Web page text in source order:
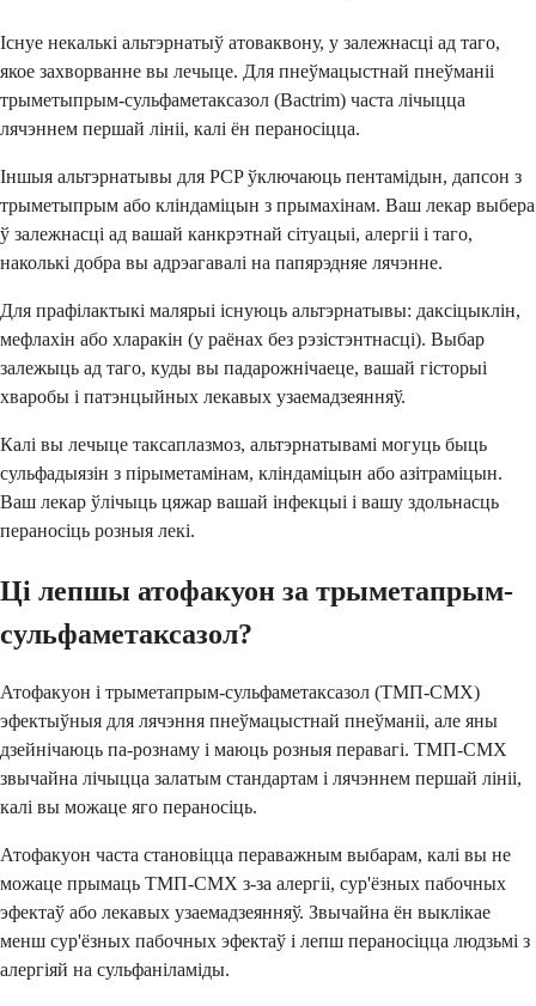
Існуе некалькі альтэрнатыў атоваквону, у залежнасці ад таго,
якое захворванне вы лечыце. Для пнеўмацыстнай пнеўманіі
трыметыпрым-сульфаметаксазол (Bactrim) часта лічыцца
лячэннем першай лініі, калі ён пераносіцца.
Іншыя альтэрнатывы для PCP ўключаюць пентамідын, дапсон з
трыметыпрым або кліндаміцын з прымахінам. Ваш лекар выбера
ў залежнасці ад вашай канкрэтнай сітуацыі, алергіі і таго,
наколькі добра вы адрэагавалі на папярэдняе лячэнне.
Для прафілактыкі малярыі існуюць альтэрнатывы: даксіцыклін,
мефлахін або хларакін (у раёнах без рэзістэнтнасці). Выбар
залежыць ад таго, куды вы падарожнічаеце, вашай гісторыі
хваробы і патэнцыйных лекавых узаемадзеянняў.
Калі вы лечыце таксаплазмоз, альтэрнатывамі могуць быць
сульфадыязін з пірыметaмінам, кліндаміцын або азітраміцын.
Ваш лекар ўлічыць цяжар вашай інфекцыі і вашу здольнасць
пераносіць розныя лекі.
Ці лепшы атофакуон за трыметaпрым-
сульфаметаксазол?
Атофакуон і трыметaпрым-сульфаметаксазол (ТМП-СМХ)
эфектыўныя для лячэння пнеўмацыстнай пнеўманіі, але яны
дзейнічаюць па-рознаму і маюць розныя перавагі. ТМП-СМХ
звычайна лічыцца залатым стандартам і лячэннем першай лініі,
калі вы можаце яго пераносіць.
Атофакуон часта становіцца пераважным выбарам, калі вы не
можаце прымаць ТМП-СМХ з-за алергіі, сур'ёзных пабочных
эфектаў або лекавых узаемадзеянняў. Звычайна ён выклікае
менш сур'ёзных пабочных эфектаў і лепш пераносіцца людзьмі з
алергіяй на сульфаніламіды.